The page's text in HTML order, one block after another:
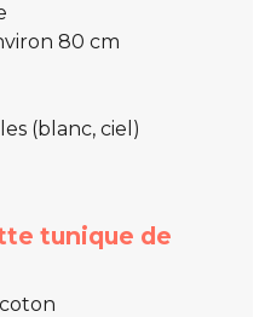
80 cm
(blanc, ciel)
tunique de